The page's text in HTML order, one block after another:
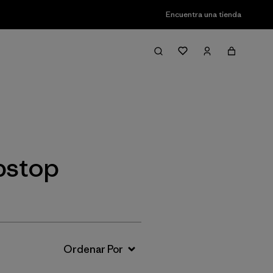
Encuentra una tienda
Filter & Sort